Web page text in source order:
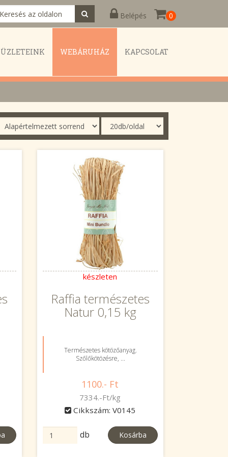
Belépés 0
WEBÁRUHÁZ KAPCSOLAT
készleten
Raffia természetes
Natur 0,15 kg
Természetes kötözőanyag.
Szőlőkötözésre, ...
1100.- Ft
7334.-Ft/kg
Cikkszám: V0145
db Kosárba